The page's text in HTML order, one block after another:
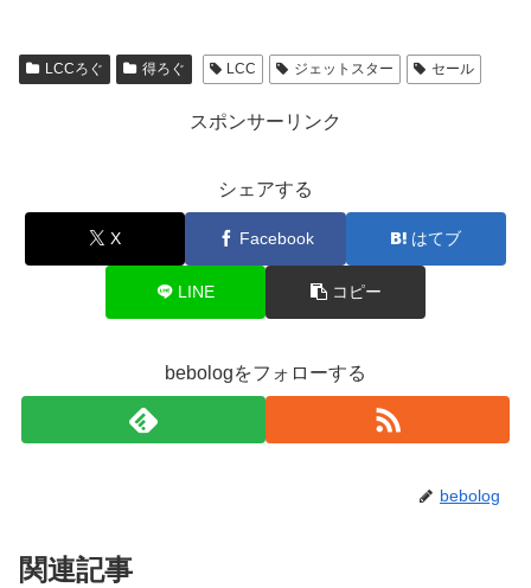
LCCろぐ 得ろぐ LCC ジェットスター セール
スポンサーリンク
シェアする
X Facebook はてブ
LINE コピー
bebologをフォローする
bebolog
関連記事